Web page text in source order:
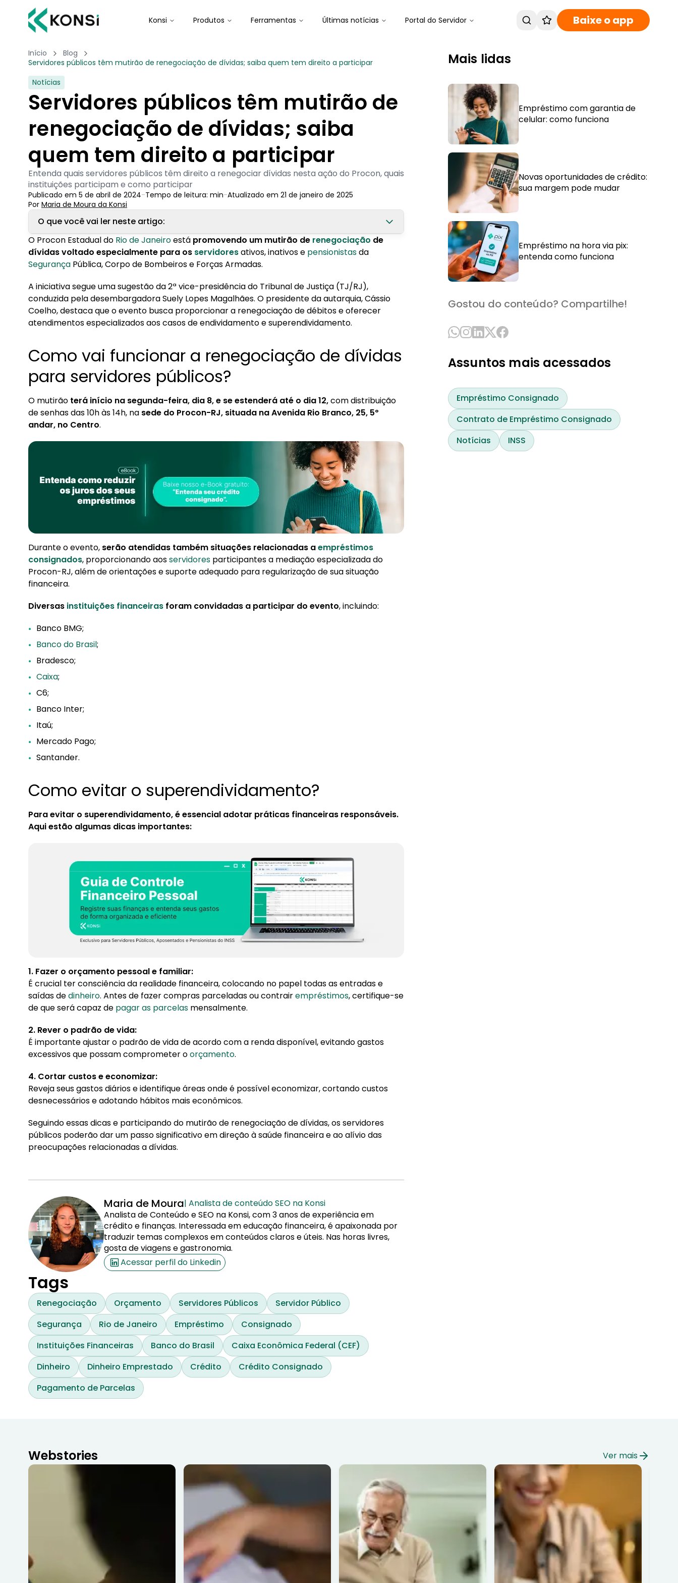
Konsi Produtos Ferramentas Últimas notícias Portal do Servidor Baixe o app
Início
Blog
Servidores públicos têm mutirão de renegociação de dívidas; saiba quem tem direito a participar
Notícias
Servidores públicos têm mutirão de
renegociação de dívidas; saiba
quem tem direito a participar
Entenda quais servidores públicos têm direito a renegociar dívidas nesta ação do Procon, quais
instituições participam e como participar
Publicado em 5 de abril de 2024-Tempo de leitura: min-Atualizado em 21 de janeiro de 2025
Por Maria de Moura da Konsi
O que você vai ler neste artigo:
1. Como vai funcionar a renegociação de dívidas para servidores públicos?
2. Como evitar o superendividamento?
O Procon Estadual do Rio de Janeiroestá promovendo um mutirão de renegociação de
dívidas voltado especialmente para os servidoresativos, inativos e pensionistasda
Segurança Pública, Corpo de Bombeiros e Forças Armadas.
A iniciativa segue uma sugestão da 2ª vice-presidência do Tribunal de Justiça (TJ/RJ),
conduzida pela desembargadora Suely Lopes Magalhães. O presidente da autarquia, Cássio
Coelho, destaca que o evento busca proporcionar a renegociação de débitos e oferecer
atendimentos especializados aos casos de endividamento e superendividamento.
Como vai funcionar a renegociação de dívidas
para servidores públicos?
O mutirão terá início na segunda-feira, dia 8, e se estenderá até o dia 12,com distribuição
de senhas das 10h às 14h, na sede do Procon-RJ, situada na Avenida Rio Branco, 25, 5º
andar, no Centro.
Durante o evento, serão atendidas também situações relacionadas aempréstimos
consignados, proporcionando aosservidores participantes a mediação especializada do
Procon-RJ, além de orientações e suporte adequado para regularização de sua situação
financeira.
Diversas instituições financeiras foram convidadas a participar do evento, incluindo:
Banco BMG;
Banco do Brasil;
Bradesco;
Caixa;
C6;
Banco Inter;
Itaú;
Mercado Pago;
Santander.
Como evitar o superendividamento?
Para evitar o superendividamento, é essencial adotar práticas financeiras responsáveis.
Aqui estão algumas dicas importantes:
1. Fazer o orçamento pessoal e familiar:
É crucial ter consciência da realidade financeira, colocando no papel todas as entradas e
saídas dedinheiro. Antes de fazer compras parceladas ou contrairempréstimos, certifique-se
de que será capaz de pagar as parcelas mensalmente.
2. Rever o padrão de vida:
É importante ajustar o padrão de vida de acordo com a renda disponível, evitando gastos
excessivos que possam comprometer oorçamento.
4. Cortar custos e economizar:
Reveja seus gastos diários e identifique áreas onde é possível economizar, cortando custos
desnecessários e adotando hábitos mais econômicos.
Seguindo essas dicas e participando do mutirão de renegociação de dívidas, os servidores
públicos poderão dar um passo significativo em direção à saúde financeira e ao alívio das
preocupações relacionadas a dívidas.
Maria de Moura| Analista de conteúdo SEO na Konsi
Analista de Conteúdo e SEO na Konsi, com 3 anos de experiência em
crédito e finanças. Interessada em educação financeira, é apaixonada por
traduzir temas complexos em conteúdos claros e úteis. Nas horas livres,
gosta de viagens e gastronomia.
Acessar perfil do Linkedin
Tags
Renegociação Orçamento Servidores Públicos
Servidor Público
Segurança
Rio de Janeiro Empréstimo
Consignado
Instituições Financeiras
Banco do Brasil
Caixa Econômica Federal (CEF)
Dinheiro
Dinheiro Emprestado Crédito
Crédito Consignado
Pagamento de Parcelas
Mais lidas
Empréstimo com garantia de
celular: como funciona
Novas oportunidades de crédito:
sua margem pode mudar
Empréstimo na hora via pix:
entenda como funciona
Gostou do conteúdo? Compartilhe!
Assuntos mais acessados
Empréstimo Consignado
Contrato de Empréstimo Consignado
Notícias
INSS
Webstories Ver mais